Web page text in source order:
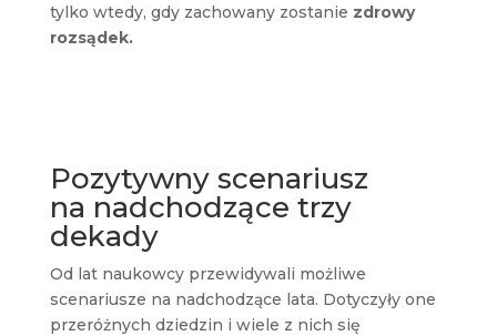
tylko wtedy, gdy zachowany zostanie zdrowy
rozsądek.
Pozytywny scenariusz
na nadchodzące trzy
dekady
Od lat naukowcy przewidywali możliwe
scenariusze na nadchodzące lata. Dotyczyły one
przeróżnych dziedzin i wiele z nich się